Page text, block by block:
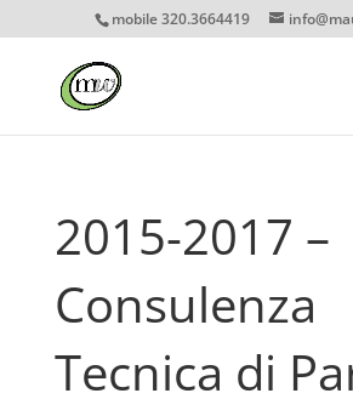
mobile 320.3664419
2015-2017 –
Consulenza
Tecnica di